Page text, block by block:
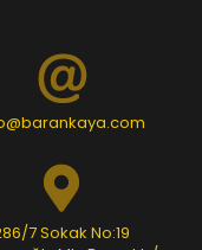
7 Sokak No:19